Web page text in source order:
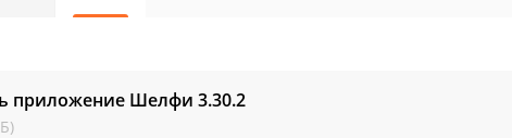
приложение Шелфи 3.30.2